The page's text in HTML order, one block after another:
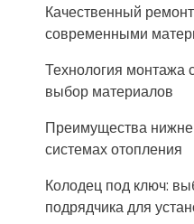
Качественный
современными
Технология монтажа
выбор материалов
Преимущества
системах отопления
Колодец под ключ:
подрядчика для